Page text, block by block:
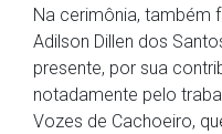
Na cerimônia, também
Adilson Dillen dos
presente, por sua
notadamente pelo
Vozes de Cachoeiro,